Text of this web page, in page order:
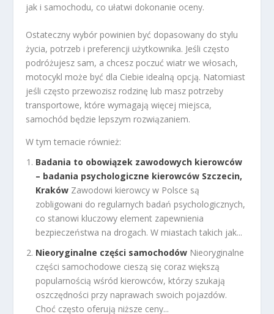
jak i samochodu, co ułatwi dokonanie oceny.
Ostateczny wybór powinien być dopasowany do stylu
życia, potrzeb i preferencji użytkownika. Jeśli często
podróżujesz sam, a chcesz poczuć wiatr we włosach,
motocykl może być dla Ciebie idealną opcją. Natomiast
jeśli często przewozisz rodzinę lub masz potrzeby
transportowe, które wymagają więcej miejsca,
samochód będzie lepszym rozwiązaniem.
W tym temacie również:
Badania to obowiązek zawodowych kierowców
– badania psychologiczne kierowców Szczecin,
Kraków Zawodowi kierowcy w Polsce są
zobligowani do regularnych badań psychologicznych,
co stanowi kluczowy element zapewnienia
bezpieczeństwa na drogach. W miastach takich jak...
Nieoryginalne części samochodów Nieoryginalne
części samochodowe cieszą się coraz większą
popularnością wśród kierowców, którzy szukają
oszczędności przy naprawach swoich pojazdów.
Choć często oferują niższe ceny...